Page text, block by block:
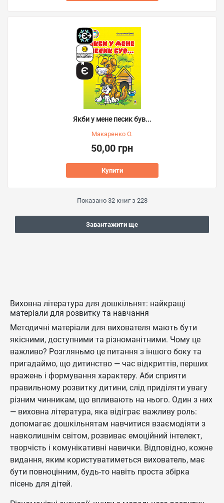
Якби у мене песик був...
Макаренко О.
50,00 грн
Купити
Показано 32книг з 228
Завантажити ще
Виховна література для дошкільнят: найкращі
матеріали для розвитку та навчання
Методичні матеріали для вихователя мають бути
якісними, доступними та різноманітними. Чому це
важливо? Розгляньмо це питання з іншого боку та
пригадаймо, що дитинство — час відкриттів, перших
вражень і формування характеру. Аби сприяти
правильному розвитку дитини, слід приділяти увагу
різним чинникам, що впливають на нього. Один з них
— виховна література, яка відіграє важливу роль:
допомагає дошкільнятам навчитися взаємодіяти з
навколишнім світом, розвиває емоційний інтелект,
творчість і комунікативні навички. Відповідно, кожне
видання, яким користуватиметься вихователь, має
бути повноцінним, будь-то навіть проста збірка
пісень для дітей.